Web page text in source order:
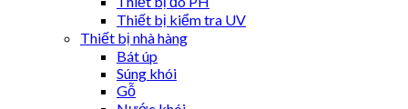
Thiết bị kiểm tra UV
Thiết bị nhà hàng
Bát úp
Súng khói
Gỗ